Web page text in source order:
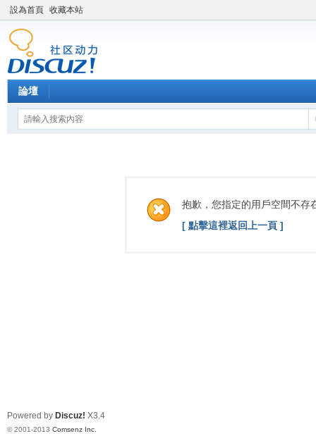
設為首頁 收藏本站
論壇
抱歉，您指定的用戶空間不存
[ 點擊這裡返回上一頁 ]
Powered by Discuz! X3.4
© 2001-2013 Comsenz Inc.